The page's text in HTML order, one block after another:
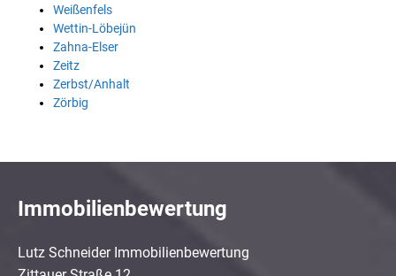
Weißenfels
Wettin-Löbejün
Zahna-Elser
Zeitz
Zerbst/Anhalt
Zörbig
Immobilienbewertung
Lutz Schneider Immobilienbewertung